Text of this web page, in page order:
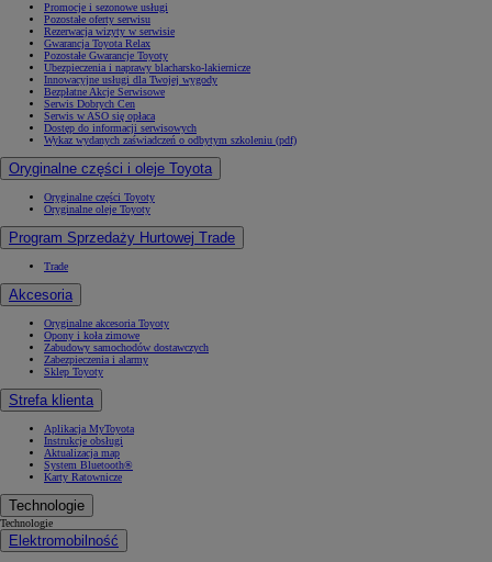
Promocje i sezonowe usługi
Pozostałe oferty serwisu
Rezerwacja wizyty w serwisie
Gwarancja Toyota Relax
Pozostałe Gwarancje Toyoty
Ubezpieczenia i naprawy blacharsko-lakiernicze
Innowacyjne usługi dla Twojej wygody
Bezpłatne Akcje Serwisowe
Serwis Dobrych Cen
Serwis w ASO się opłaca
Dostęp do informacji serwisowych
Wykaz wydanych zaświadczeń o odbytym szkoleniu (pdf)
Oryginalne części i oleje Toyota
Oryginalne części Toyoty
Oryginalne oleje Toyoty
Program Sprzedaży Hurtowej Trade
Trade
Akcesoria
Oryginalne akcesoria Toyoty
Opony i koła zimowe
Zabudowy samochodów dostawczych
Zabezpieczenia i alarmy
Sklep Toyoty
Strefa klienta
Aplikacja MyToyota
Instrukcje obsługi
Aktualizacja map
System Bluetooth®
Karty Ratownicze
Technologie
Technologie
Elektromobilność